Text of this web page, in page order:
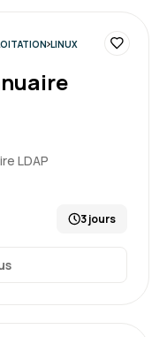
LINUX
LDAP
3 jours